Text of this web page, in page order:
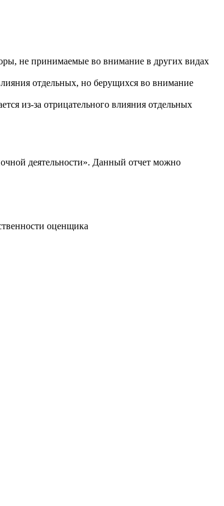
не принимаемые во внимание в других видах
отдельных, но берущихся во внимание
из-за отрицательного влияния отдельных
деятельности». Данный отчет можно
оценщика